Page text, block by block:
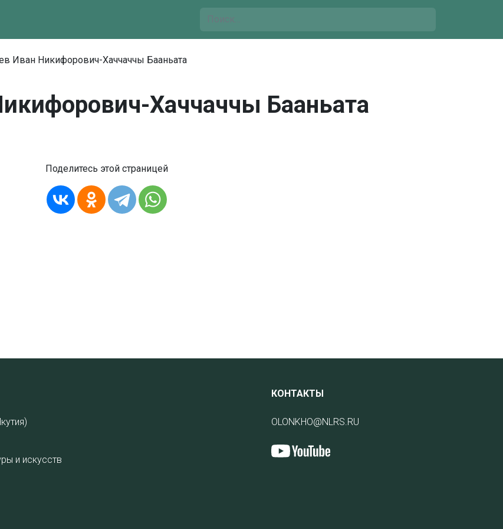
Иван Никифорович-Хаччаччы Бааньата
Хаччаччы Бааньата
Поделитесь этой страницей
и искусств
КОНТАКТЫ
OLONKHO@NLRS.RU